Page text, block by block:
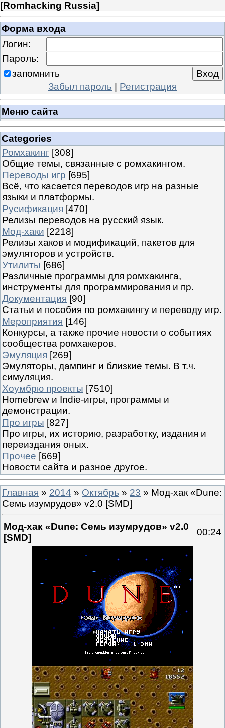
[Romhacking Russia]
Форма входа
Логин:
Пароль:
запомнить
Забыл пароль | Регистрация
Меню сайта
Categories
Ромхакинг [308]
Общие темы, связанные с ромхакингом.
Переводы игр [695]
Всё, что касается переводов игр на разные
языки и платформы.
Русификация [470]
Релизы переводов на русский язык.
Мод-хаки [2218]
Релизы хаков и модификаций, пакетов для
эмуляторов и устройств.
Утилиты [686]
Различные программы для ромхакинга,
инструменты для программирования и пр.
Документация [90]
Статьи и пособия по ромхакингу и переводу игр.
Мероприятия [146]
Конкурсы, а также прочие новости о событиях
сообщества ромхакеров.
Эмуляция [269]
Эмуляторы, дампинг и близкие темы. В т.ч.
симуляция.
Хоумбрю проекты [7510]
Homebrew и Indie-игры, программы и
демонстрации.
Про игры [827]
Про игры, их историю, разработку, издания и
переиздания оных.
Прочее [669]
Новости сайта и разное другое.
Главная » 2014 » Октябрь » 23 » Мод-хак «Dune:
Семь изумрудов» v2.0 [SMD]
Мод-хак «Dune: Семь изумрудов» v2.0
[SMD]
00:24